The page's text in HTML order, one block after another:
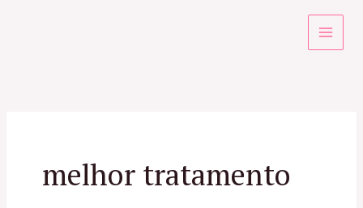
melhor tratamento